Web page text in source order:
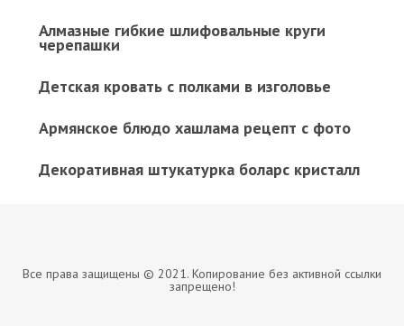
Алмазные гибкие шлифовальные круги
черепашки
Детская кровать с полками в изголовье
Армянское блюдо хашлама рецепт с фото
Декоративная штукатурка боларс кристалл
Все права защищены © 2021. Копирование без активной ссылки
запрещено!